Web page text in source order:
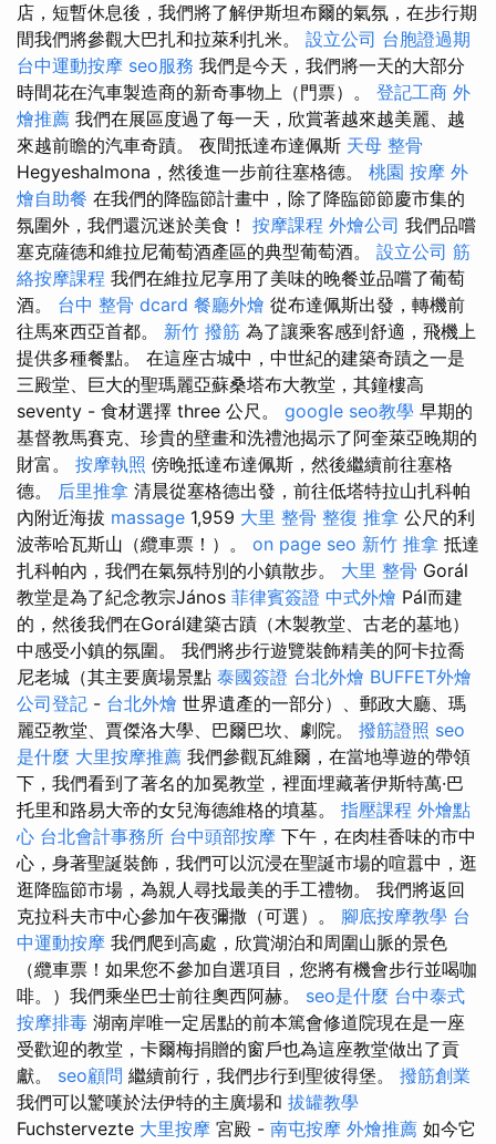
店，短暫休息後，我們將了解伊斯坦布爾的氣氛，在步行期
間我們將參觀大巴扎和拉萊利扎米。 設立公司 台胞證過期
台中運動按摩 seo服務 我們是今天，我們將一天的大部分
時間花在汽車製造商的新奇事物上（門票）。 登記工商 外
燴推薦 我們在展區度過了每一天，欣賞著越來越美麗、越
來越前瞻的汽車奇蹟。 夜間抵達布達佩斯 天母 整骨
Hegyeshalmona，然後進一步前往塞格德。 桃園 按摩 外
燴自助餐 在我們的降臨節計畫中，除了降臨節節慶市集的
氛圍外，我們還沉迷於美食！ 按摩課程 外燴公司 我們品嚐
塞克薩德和維拉尼葡萄酒產區的典型葡萄酒。 設立公司 筋
絡按摩課程 我們在維拉尼享用了美味的晚餐並品嚐了葡萄
酒。 台中 整骨 dcard 餐廳外燴 從布達佩斯出發，轉機前
往馬來西亞首都。 新竹 撥筋 為了讓乘客感到舒適，飛機上
提供多種餐點。 在這座古城中，中世紀的建築奇蹟之一是
三殿堂、巨大的聖瑪麗亞蘇桑塔布大教堂，其鐘樓高
seventy - 食材選擇 three 公尺。 google seo教學 早期的
基督教馬賽克、珍貴的壁畫和洗禮池揭示了阿奎萊亞晚期的
財富。 按摩執照 傍晚抵達布達佩斯，然後繼續前往塞格
德。 后里推拿 清晨從塞格德出發，前往低塔特拉山扎科帕
內附近海拔 massage 1,959 大里 整骨 整復 推拿 公尺的利
波蒂哈瓦斯山（纜車票！）。 on page seo 新竹 推拿 抵達
扎科帕內，我們在氣氛特別的小鎮散步。 大里 整骨 Gorál
教堂是為了紀念教宗János 菲律賓簽證 中式外燴 Pál而建
的，然後我們在Gorál建築古蹟（木製教堂、古老的墓地）
中感受小鎮的氛圍。 我們將步行遊覽裝飾精美的阿卡拉喬
尼老城（其主要廣場景點 泰國簽證 台北外燴 BUFFET外燴
公司登記 - 台北外燴 世界遺產的一部分）、郵政大廳、瑪
麗亞教堂、賈傑洛大學、巴爾巴坎、劇院。 撥筋證照 seo
是什麼 大里按摩推薦 我們參觀瓦維爾，在當地導遊的帶領
下，我們看到了著名的加冕教堂，裡面埋藏著伊斯特萬·巴
托里和路易大帝的女兒海德維格的墳墓。 指壓課程 外燴點
心 台北會計事務所 台中頭部按摩 下午，在肉桂香味的市中
心，身著聖誕裝飾，我們可以沉浸在聖誕市場的喧囂中，逛
逛降臨節市場，為親人尋找最美的手工禮物。 我們將返回
克拉科夫市中心參加午夜彌撒（可選）。 腳底按摩教學 台
中運動按摩 我們爬到高處，欣賞湖泊和周圍山脈的景色
（纜車票！如果您不參加自選項目，您將有機會步行並喝咖
啡。）我們乘坐巴士前往奧西阿赫。 seo是什麼 台中泰式
按摩排毒 湖南岸唯一定居點的前本篤會修道院現在是一座
受歡迎的教堂，卡爾梅捐贈的窗戶也為這座教堂做出了貢
獻。 seo顧問 繼續前行，我們步行到聖彼得堡。 撥筋創業
我們可以驚嘆於法伊特的主廣場和 拔罐教學
Fuchstervezte 大里按摩 宮殿 - 南屯按摩 外燴推薦 如今它